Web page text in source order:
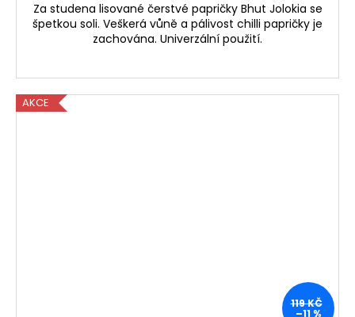
Za studena lisované čerstvé papričky Bhut Jolokia se
špetkou soli. Veškerá vůně a pálivost chilli papričky je
zachována. Univerzální použití.
AKCE
119 KČ
–11 %